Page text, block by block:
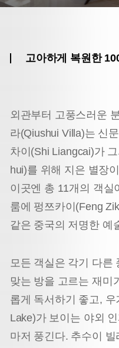
고아하게 복원한
외관부터 고풍스러운
라(Qiushui Villa)는 신
차이(Shi Liangcai)가
hui)를 위해 지은 별장
이곳엔 총 11개의 객실
룸에 펑쯔카이(Feng
같은 중국의 저명한 예
모든 객실은 각기 다른
맞는 방을 고르는 재미
롭게 독서하기 좋고,
Lake)가 보이는 야외
마저 풍긴다. 추수이